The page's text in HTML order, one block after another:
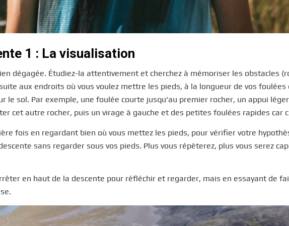
1 : La visualisation
dégagée. Étudiez-la attentivement et cherchez à mémoriser les obstacles
aux endroits où vous voulez mettre les pieds, à la longueur de vos foulées
le sol. Par exemple, une foulée courte jusqu’au premier rocher, un appui
cet autre rocher, puis un virage à gauche et des petites foulées rapides car
fois en regardant bien où vous mettez les pieds, pour vérifier votre
sans regarder sous vos pieds. Plus vous répèterez, plus vous serez
en haut de la descente pour réfléchir et regarder, mais en essayant de